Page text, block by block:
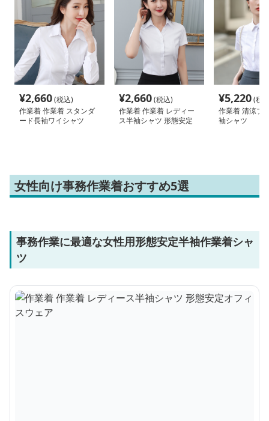
¥2,660(税込)
作業着 作業着 スタンダ
ード長袖ワイシャツ
¥2,660(税込)
作業着 作業着 レディー
ス半袖シャツ 形態安定
¥5,220(税
作業着 清涼プ
袖シャツ
女性向け事務作業着おすすめ5選
事務作業に最適な女性用形態安定半袖作業着シャ
ツ